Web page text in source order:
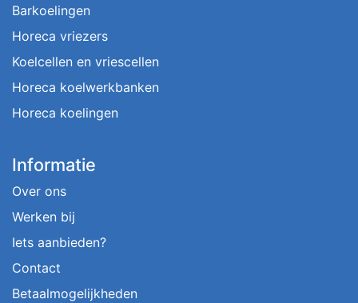
Barkoelingen
Horeca vriezers
Koelcellen en vriescellen
Horeca koelwerkbanken
Horeca koelingen
Informatie
Over ons
Werken bij
Iets aanbieden?
Contact
Betaalmogelijkheden